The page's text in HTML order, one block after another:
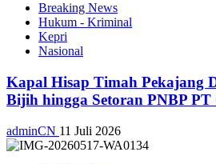
Breaking News
Hukum - Kriminal
Kepri
Nasional
Kapal Hisap Timah Pekajang
Bijih hingga Setoran PNBP
adminCN 11 Juli 2026